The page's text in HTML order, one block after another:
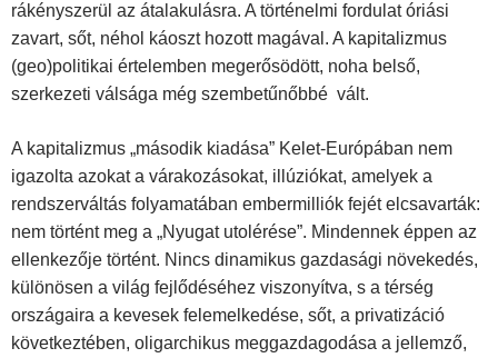
rákényszerül az átalakulásra. A történelmi fordulat óriási
zavart, sőt, néhol káoszt hozott magával. A kapitalizmus
(geo)politikai értelemben megerősödött, noha belső,
szerkezeti válsága még szembetűnőbbé vált.
A kapitalizmus „második kiadása” Kelet-Európában nem
igazolta azokat a várakozásokat, illúziókat, amelyek a
rendszerváltás folyamatában embermilliók fejét elcsavarták:
nem történt meg a „Nyugat utolérése”. Mindennek éppen az
ellenkezője történt. Nincs dinamikus gazdasági növekedés,
különösen a világ fejlődéséhez viszonyítva, s a térség
országaira a kevesek felemelkedése, sőt, a privatizáció
következtében, oligarchikus meggazdagodása a jellemző,